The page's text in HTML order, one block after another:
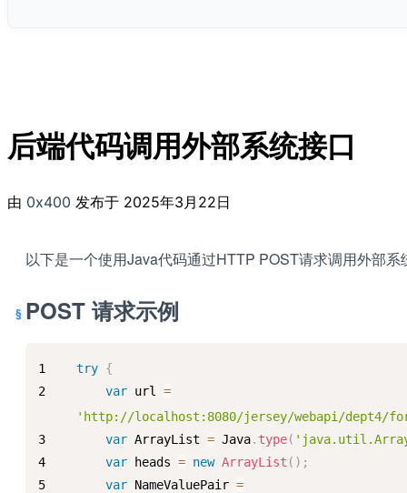
后端代码调用外部系统接口
由 0x400 发布于 2025年3月22日
以下是一个使用Java代码通过HTTP POST请求调用外部系
POST 请求示例
try {
var url =
'http://localhost:8080/jersey/webapi/dept4/
var ArrayList = Java. type(
var heads = new ArrayList ( ) ;
var NameValuePair =